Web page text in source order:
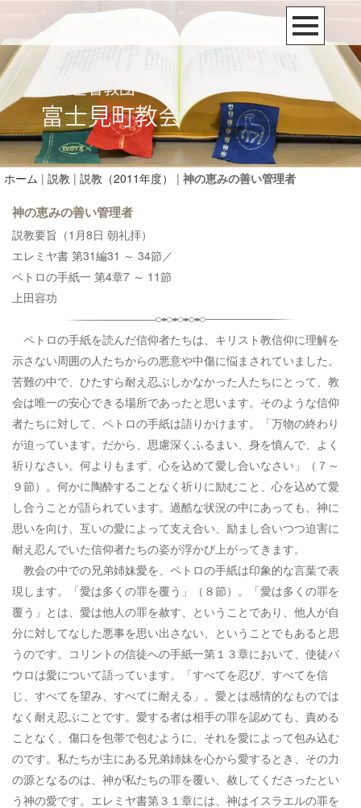
ホーム | 説教 | 説教（2011年度） | 神の恵みの善い管理者
神の恵みの善い管理者
説教要旨（1月8日 朝礼拝）
エレミヤ書 第31編31 ～ 34節／
ペトロの手紙一 第4章7 ～ 11節
上田容功
ペトロの手紙を読んだ信仰者たちは、キリスト教信仰に理解を
示さない周囲の人たちからの悪意や中傷に悩まされていました。
苦難の中で、ひたすら耐え忍ぶしかなかった人たちにとって、教
会は唯一の安心できる場所であったと思います。そのような信仰
者たちに対して、ペトロの手紙は語りかけます。「万物の終わり
が迫っています。だから、思慮深くふるまい、身を慎んで、よく
祈りなさい。何よりもまず、心を込めて愛し合いなさい」（７～
９節）。何かに陶酔することなく祈りに励むこと、心を込めて愛
し合うことが語られています。過酷な状況の中にあっても、神に
思いを向け、互いの愛によって支え合い、励まし合いつつ迫害に
耐え忍んでいた信仰者たちの姿が浮かび上がってきます。
教会の中での兄弟姉妹愛を、ペトロの手紙は印象的な言葉で表
現します。「愛は多くの罪を覆う」（８節）。「愛は多くの罪を
覆う」とは、愛は他人の罪を赦す、ということであり、他人が自
分に対してなした悪事を思い出さない、ということでもあると思
うのです。コリントの信徒への手紙一第１３章において、使徒パ
ウロは愛について語っています。「すべてを忍び、すべてを信
じ、すべてを望み、すべてに耐える」。愛とは感情的なものでは
なく耐え忍ぶことです。愛する者は相手の罪を認めても、責める
ことなく、傷口を包帯で包むように、それを愛によって包み込む
のです。私たちが主にある兄弟姉妹を心から愛するとき、その力
の源となるのは、神が私たちの罪を覆い、赦してくださったとい
う神の愛です。エレミヤ書第３１章には、神はイスラエルの罪を